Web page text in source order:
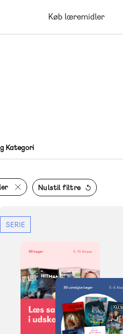
Køb læremidler
Kategori
Nulstil filtre
SERIE